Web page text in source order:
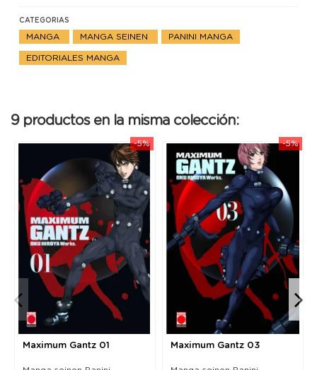
CATEGORIAS
MANGA MANGA SEINEN PANINI MANGA
EDITORIALES MANGA
9 productos en la misma colección:
-5%
Maximum Gantz 01
-5%
Maximum Gantz 03